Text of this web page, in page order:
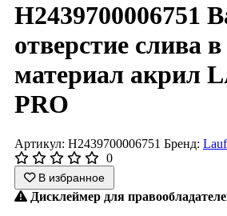
H2439700006751
отверстие слива
материал акрил
PRO
Артикул: H2439700006751 Бренд:
0
В избранное
Дисклеймер для